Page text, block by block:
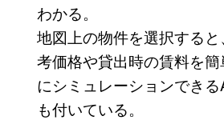
わかる。
地図上の物件を選択する
考価格や貸出時の賃料を
にシミュレーションでき
も付いている。